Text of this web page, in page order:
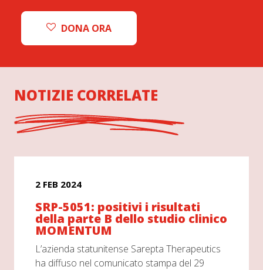
DONA ORA
NOTIZIE CORRELATE
2 FEB 2024
SRP-5051: positivi i risultati
della parte B dello studio clinico
MOMENTUM
L’azienda statunitense Sarepta Therapeutics
ha diffuso nel comunicato stampa del 29